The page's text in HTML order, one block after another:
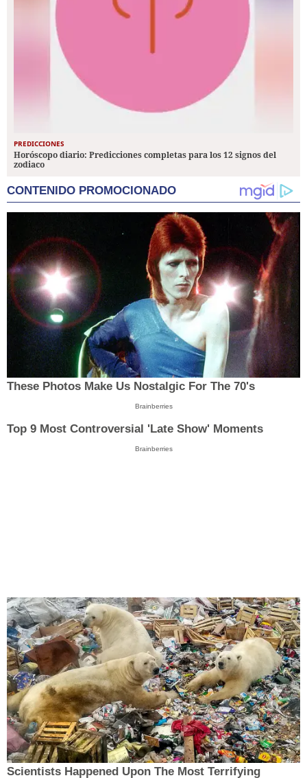
PREDICCIONES
Horóscopo diario: Predicciones completas para los 12 signos del
zodiaco
CONTENIDO PROMOCIONADO
These Photos Make Us Nostalgic For The 70's
Brainberries
Top 9 Most Controversial 'Late Show' Moments
Brainberries
Scientists Happened Upon The Most Terrifying